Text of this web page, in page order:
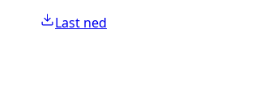
Last ned